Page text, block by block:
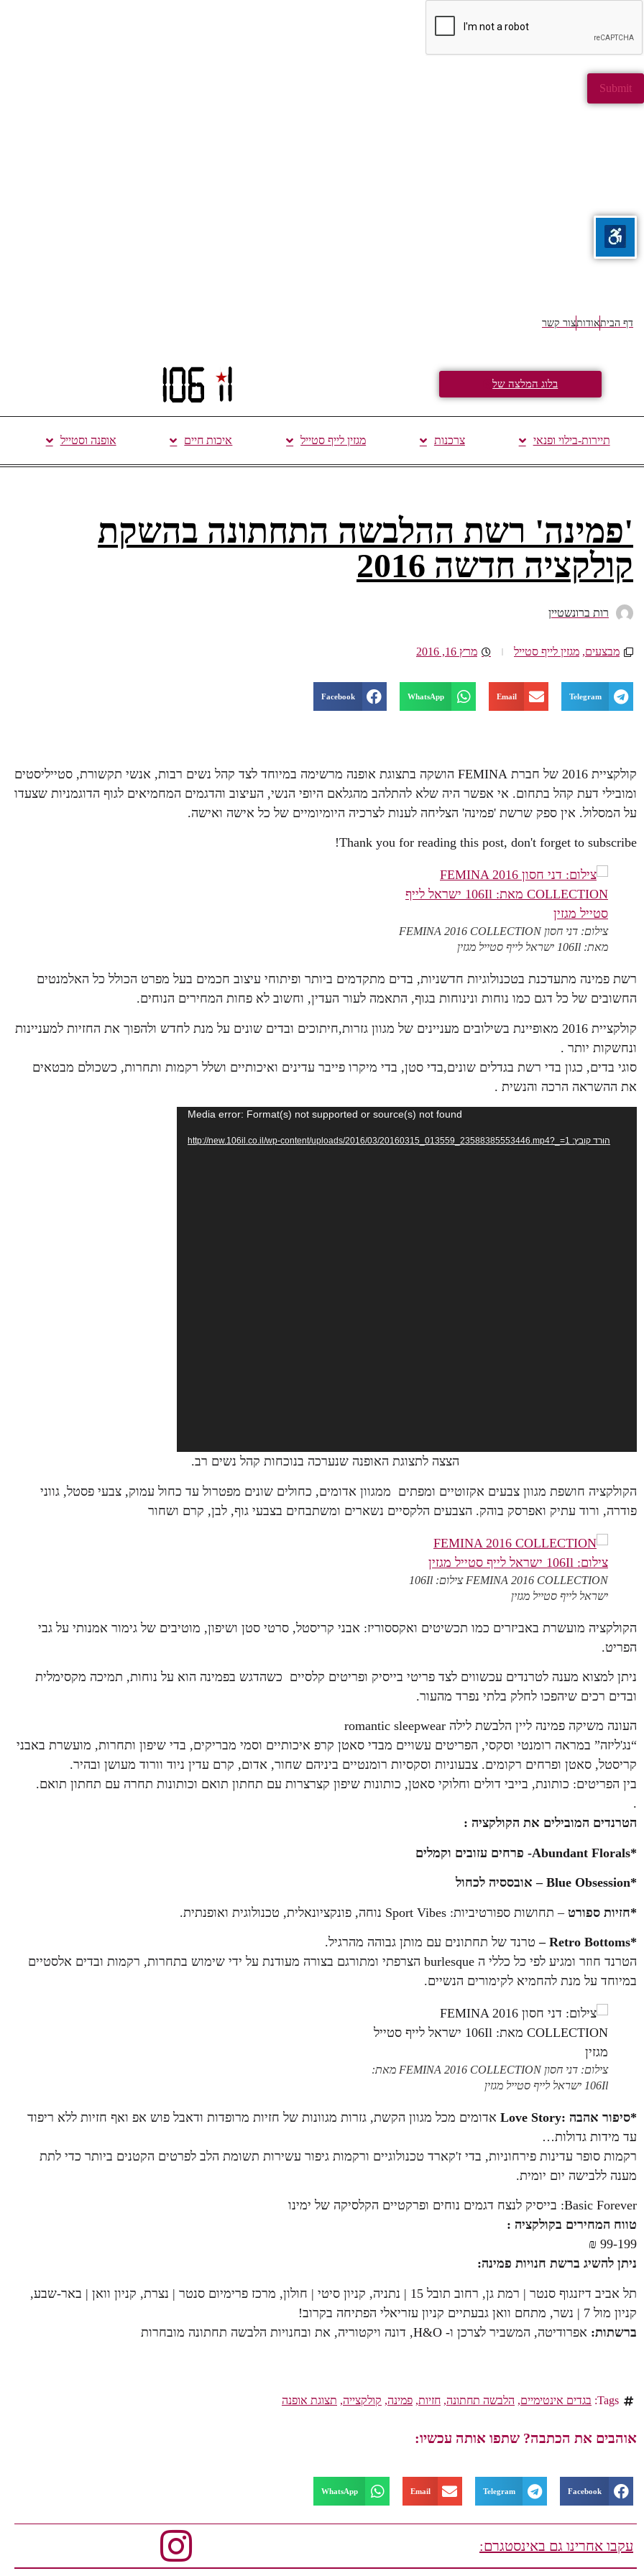
דף הביתאודותצור קשר
בלוג המלצה של
תיירות-בילוי ופנאי צרכנות מגזין לייף סטייל איכות חיים אופנה וסטייל
'פמינה' רשת ההלבשה התחתונה בהשקת
קולקציה חדשה 2016
רות ברונשטיין
מבצעים, מגזין לייף סטייל מרץ 16, 2016
Telegram
Email
WhatsApp
Facebook
קולקציית 2016 של חברת FEMINA הושקה בתצוגת אופנה מרשימה במיוחד לצד קהל נשים רבות, אנשי תקשורת, סטייליסטים
ומובילי דעת קהל בתחום. אי אפשר היה שלא להתלהב מהגלאם היופי הנשי, העיצוב והדגמים המחמיאים לגוף הדוגמניות שצעדו
על המסלול. אין ספק שרשת 'פמינה' הצליחה לענות לצרכיה היומיומיים של כל אישה ואישה.
Thank you for reading this post, don't forget to subscribe!
צילום: דני חסון FEMINA 2016 COLLECTION
מאת: 106Il ישראל לייף סטייל מגזין
רשת פמינה מתעדכנת בטכנולוגיות חדשניות, בדים מתקדמים ביותר ופיתוחי עיצוב חכמים בעל מפרט הכולל כל האלמנטים
החשובים של כל דגם כמו נוחות ונינוחות בגוף, התאמה לעור העדין, וחשוב לא פחות המחירים הנוחים.
קולקציית 2016 מאופיינת בשילובים מעניינים של מגוון גזרות,חיתוכים ובדים שונים על מנת לחדש ולהפוך את החזיות למעניינות
ונחשקות יותר .
סוגי בדים, כגון בדי רשת בגדלים שונים,בדי סטן, בדי מיקרו פייבר עדינים ואיכותיים ושלל רקמות ותחרות, כשכולם מבטאים
את ההשראה הרכה והנשית .
Media error: Format(s) not supported or source(s) not found
הורד קובץ: http://new.106il.co.il/wp-content/uploads/2016/03/20160315_013559_23588385553446.mp4?_=1
הצצה לתצוגת האופנה שנערכה בנוכחות קהל נשים רב.
הקולקציה חושפת מגוון צבעים אקזוטיים ומפתים ממגוון אדומים, כחולים שונים מפטרול עד כחול עמוק, צבעי פסטל, גווני
פודרה, ורוד עתיק ואפרסק בוהק. הצבעים הלקסיים נשארים ומשתבחים בצבעי גוף, לבן, קרם ושחור
FEMINA 2016 COLLECTION צילום: 106Il
ישראל לייף סטייל מגזין
הקולקציה מועשרת באביזרים כמו תכשיטים ואקססוריז: אבני קריסטל, סרטי סטן ושיפון, מוטיבים של גימור אמנותי על גבי
הפריט.
ניתן למצוא מענה לטרנדים עכשווים לצד פריטי בייסיק ופריטים קלסיים כשהדגש בפמינה הוא על נוחות, תמיכה מקסימלית
ובדים רכים שיהפכו לחלק בלתי נפרד מהעור.
העונה משיקה פמינה ליין הלבשת לילה romantic sleepwear
“נג'ליזה” במראה רומנטי וסקסי, הפריטים עשויים מבדי סאטן קרפ איכותיים וסמי מבריקים, בדי שיפון ותחרות, מועשרת באבני
קריסטל, סאטן ופרחים רקומים. צבעוניות וסקסיות רומנטיים ביניהם שחור, אדום, קרם עדין ניוד וורוד מעושן ובהיר.
בין הפריטים: כותונת, בייבי דולים וחלוקי סאטן, כותונות שיפון קצרצרות עם תחתון תואם וכותונות תחרה עם תחתון תואם.
.
הטרנדים המובילים את הקולקציה :
*Abundant Florals- פרחים עזובים וקמלים
*Blue Obsession – אובססיה לכחול
*חזיות ספורט – תחושות ספורטיביות: Sport Vibes נוחה, פונקציונאלית, טכנולוגית ואופנתית.
*Retro Bottoms –
טרנד של תחתונים עם מותן גבוהה מהרגיל.
הטרנד חוזר ומגיע לפי כל כללי ה burlesque הצרפתי ומתורגם בצורה מעודנת על ידי שימוש בתחרות, רקמות ובדים אלסטיים
במיוחד על מנת להחמיא לקימורים הנשיים.
צילום: דני חסון FEMINA 2016 COLLECTION מאת:
106Il ישראל לייף סטייל מגזין
*סיפור אהבה :Love Story
אדומים מכל מגוון הקשת, גזרות מגוונות של חזיות מרופדות ודאבל פוש אפ ואף חזיות ללא ריפוד
עד מידות גדולות…
רקמות סופר עדינות פירחוניות, בדי ז'קארד טכנולוגיים ורקמות גיפור עשירות תשומת הלב לפרטים הקטנים ביותר כדי לתת
מענה ללבישה יום יומית.
Basic Forever: בייסיק לנצח דגמים נוחים ופרקטיים הקלסיקה של ימינו
טווח המחירים בקולקציה :
99-199 ₪
ניתן להשיג ברשת חנויות פמינה:
תל אביב דיזנגוף סנטר | רמת גן, רחוב תובל 15 | נתניה, קניון סיטי | חולון, מרכז פרימיום סנטר | נצרת, קניון וואן | באר-שבע,
קניון מול 7 | נשר, מתחם וואן גבעתיים קניון עזריאלי הפתיחה בקרוב!
ברשתות: אפרודיטה, המשביר לצרכן ו- H&O, דונה ויקטוריה, את ובחנויות הלבשה תחתונה מובחרות
Tags: בגדים אינטימיים, הלבשה תחתונה, חזיות, פמינה, קולקצייה, תצוגת אופנה
אוהבים את הכתבה? שתפו אותה עכשיו:
Facebook
Telegram
Email
WhatsApp
עקבו אחרינו גם באינסטגרם: